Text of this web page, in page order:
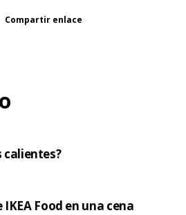
Compartir enlace
calientes?
Food en una cena